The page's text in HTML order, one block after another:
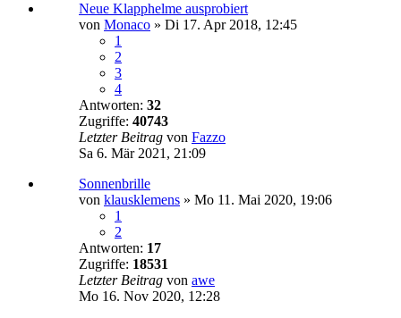
Neue Klapphelme ausprobiert
von Monaco » Di 17. Apr 2018, 12:45
1
2
3
4
Antworten: 32
Zugriffe: 40743
Letzter Beitrag von Fazzo
Sa 6. Mär 2021, 21:09
Sonnenbrille
von klausklemens » Mo 11. Mai 2020, 19:06
1
2
Antworten: 17
Zugriffe: 18531
Letzter Beitrag von awe
Mo 16. Nov 2020, 12:28